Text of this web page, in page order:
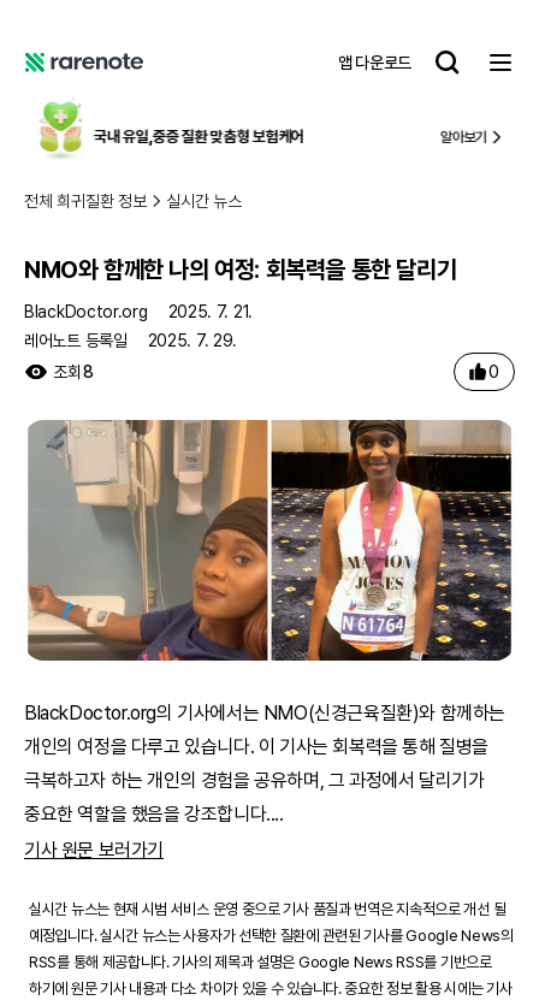
앱 다운로드
레
노
트
국내 유일,중증 질환 맞춤형 보험케어 알아보기
전체 희귀질환 정보 실시간 뉴스
NMO와 함께한 나의 여정: 회복력을 통한 달리기
BlackDoctor.org
2025. 7. 21.
레어노트 등록일
2025. 7. 29.
조회 8 0
BlackDoctor.org의 기사에서는 NMO(신경근육질환)와 함께하는
개인의 여정을 다루고 있습니다. 이 기사는 회복력을 통해 질병을
극복하고자 하는 개인의 경험을 공유하며, 그 과정에서 달리기가
중요한 역할을 했음을 강조합니다....
기사 원문 보러가기
실시간 뉴스는 현재 시범 서비스 운영 중으로 기사 품질과 번역은 지속적으로 개선 될
예정입니다. 실시간 뉴스는 사용자가 선택한 질환에 관련된 기사를 Google News의
RSS를 통해 제공합니다. 기사의 제목과 설명은 Google News RSS를 기반으로
하기에 원문 기사 내용과 다소 차이가 있을 수 있습니다. 중요한 정보 활용 시에는 기사